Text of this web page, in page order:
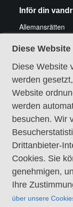
Diese
Diese Website
werden
Website
werden
besuchen. Wir
Drittanbieter-
Cookies. Sie
genehmigen,
Ihre
über unsere
Inför din
Allemansrätten
Friluftsliv med
Att vandra med
Utrustningstips
Tips för
Guidade
Cookie-Richtlinie